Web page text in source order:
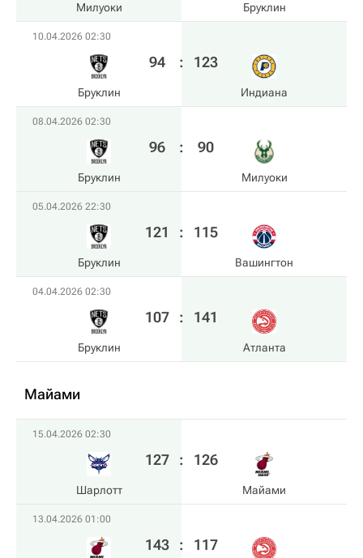
Милуоки Бруклин
10.04.2026 02:30
Бруклин
94 : 123
Индиана
08.04.2026 02:30
Бруклин
96 : 90
Милуоки
05.04.2026 22:30
Бруклин
121 : 115
Вашингтон
04.04.2026 02:30
Бруклин
107 : 141
Атланта
Майами
15.04.2026 02:30
Шарлотт
127 : 126
Майами
13.04.2026 01:00
143 : 117